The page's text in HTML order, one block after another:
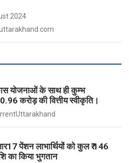
2024
योजनाओं के साथ ही कुम्भ
करोड़ की वित्तीय स्वीकृति।
पेंशन लाभार्थियों को कुल ₹ 146
का किया भुगतान